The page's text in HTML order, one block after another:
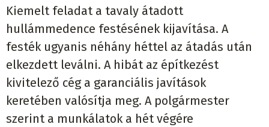
Kiemelt feladat a tavaly átadott
hullámmedence festésének kijavítása. A
festék ugyanis néhány héttel az átadás után
elkezdett leválni. A hibát az építkezést
kivitelező cég a garanciális javítások
keretében valósítja meg. A polgármester
szerint a munkálatok a hét végére